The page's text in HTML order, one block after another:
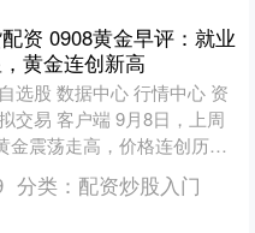
资 0908黄金早评：就业
黄金连创新高
选股 数据中心 行情中心 资
交易 客户端 9月8日，上周
金震荡走高，价格连创历史
上涨4.03%至3586.34美元/....
分类： 配资炒股入门